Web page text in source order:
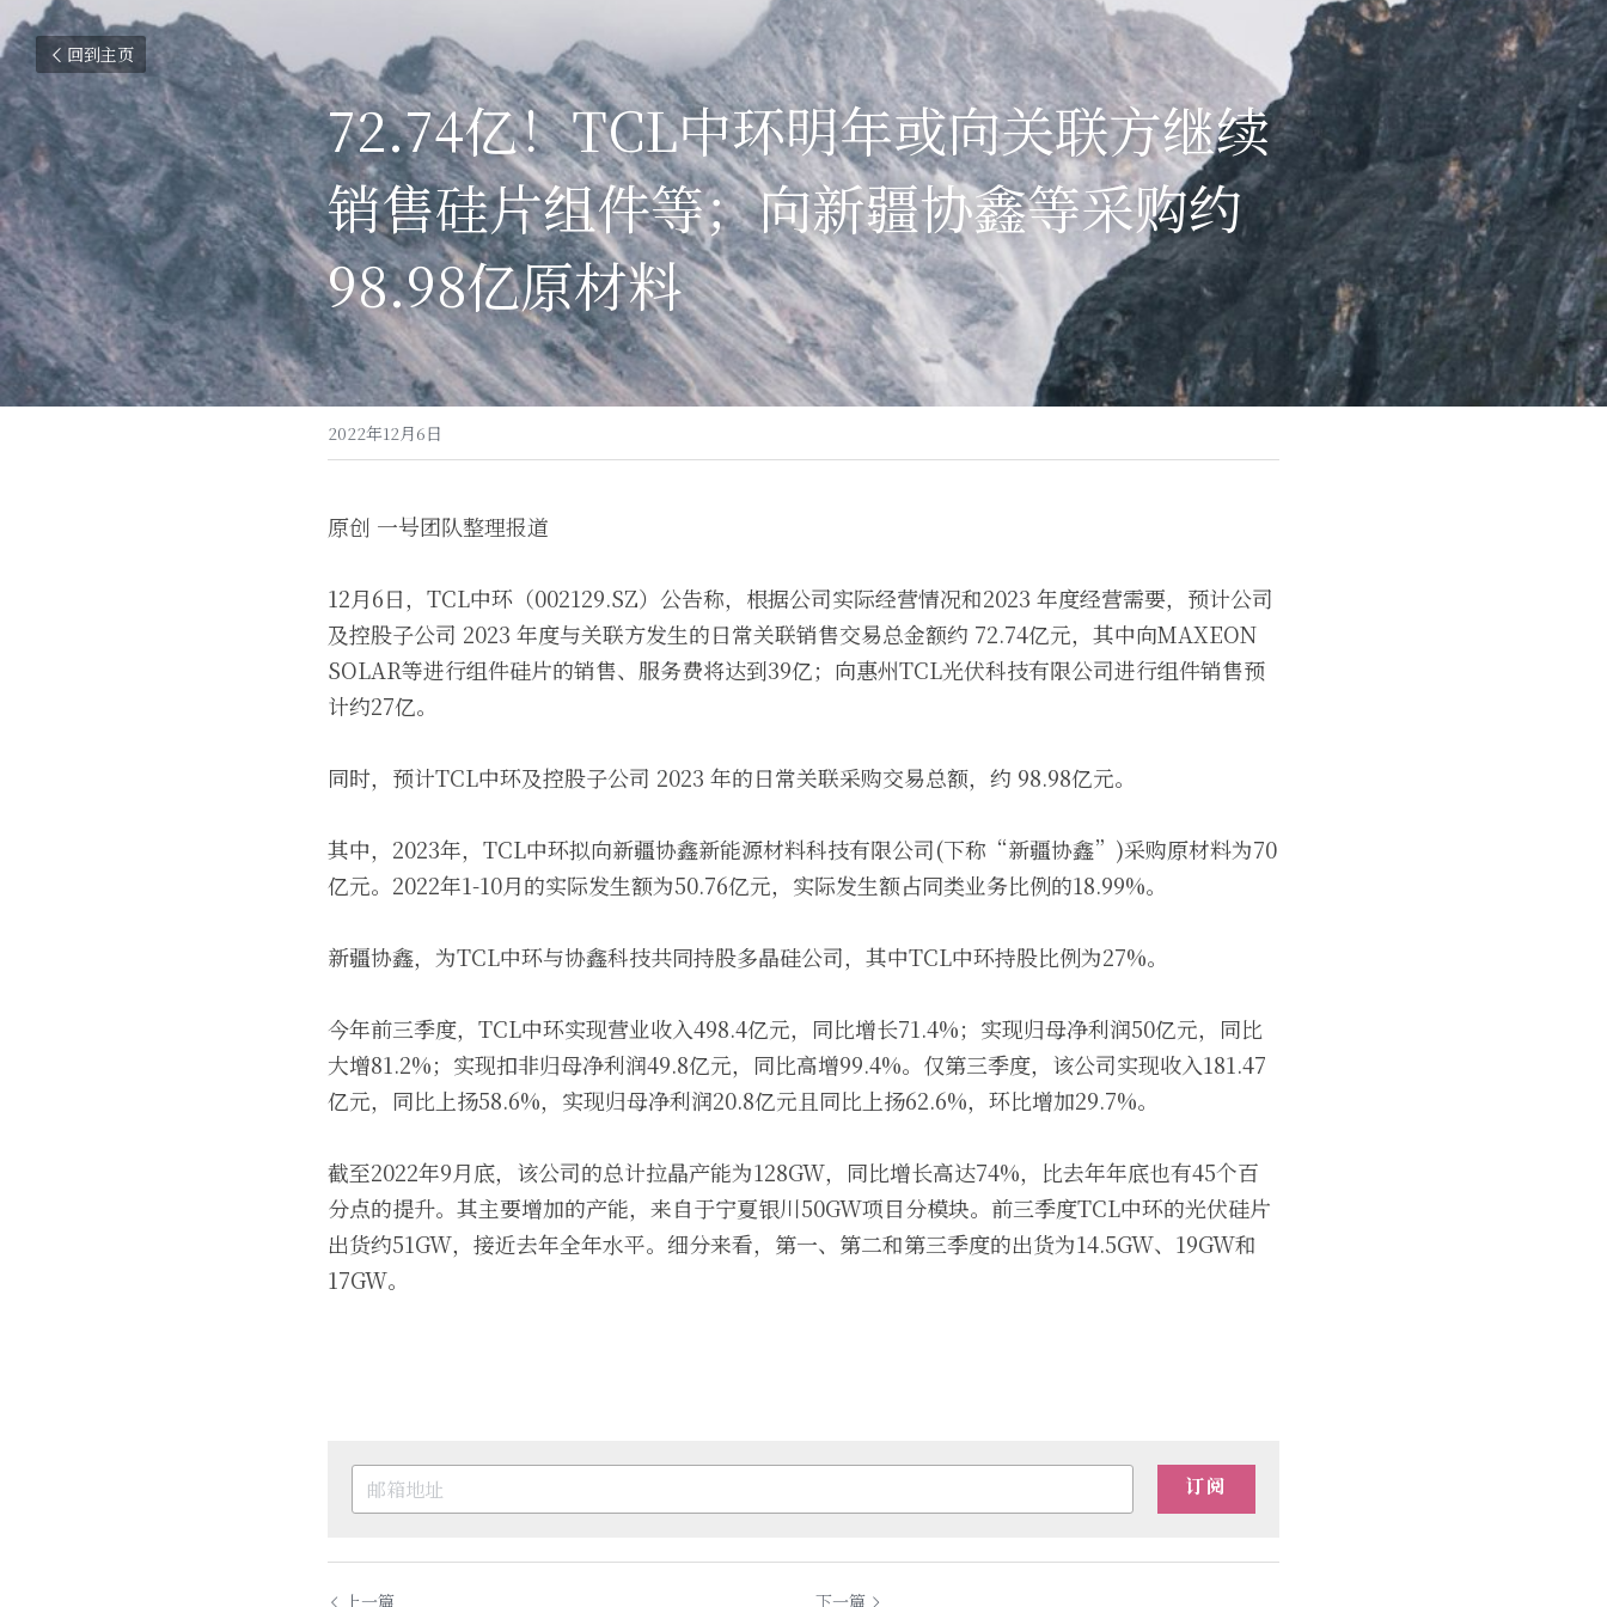
回到主页
72.74亿！TCL中环明年或向关联方继续
销售硅片组件等；向新疆协鑫等采购约
98.98亿原材料
2022年12月6日
原创 一号团队整理报道
12月6日，TCL中环（002129.SZ）公告称，根据公司实际经营情况和2023 年度经营需要，预计公司
及控股子公司 2023 年度与关联方发生的日常关联销售交易总金额约 72.74亿元，其中向MAXEON
SOLAR等进行组件硅片的销售、服务费将达到39亿；向惠州TCL光伏科技有限公司进行组件销售预
计约27亿。
同时，预计TCL中环及控股子公司 2023 年的日常关联采购交易总额，约 98.98亿元。
其中，2023年，TCL中环拟向新疆协鑫新能源材料科技有限公司(下称“新疆协鑫”)采购原材料为70
亿元。2022年1-10月的实际发生额为50.76亿元，实际发生额占同类业务比例的18.99%。
新疆协鑫，为TCL中环与协鑫科技共同持股多晶硅公司，其中TCL中环持股比例为27%。
今年前三季度，TCL中环实现营业收入498.4亿元，同比增长71.4%；实现归母净利润50亿元，同比
大增81.2%；实现扣非归母净利润49.8亿元，同比高增99.4%。仅第三季度，该公司实现收入181.47
亿元，同比上扬58.6%，实现归母净利润20.8亿元且同比上扬62.6%，环比增加29.7%。
截至2022年9月底，该公司的总计拉晶产能为128GW，同比增长高达74%，比去年年底也有45个百
分点的提升。其主要增加的产能，来自于宁夏银川50GW项目分模块。前三季度TCL中环的光伏硅片
出货约51GW，接近去年全年水平。细分来看，第一、第二和第三季度的出货为14.5GW、19GW和
17GW。
订阅
上一篇 下一篇